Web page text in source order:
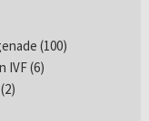
(100)
IVF (6)